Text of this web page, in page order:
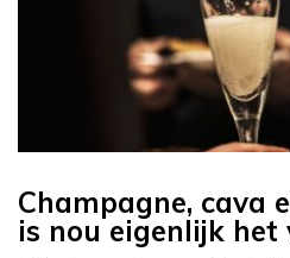
Champagne, cava
is nou eigenlijk het